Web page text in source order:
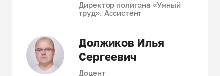
Директор полигона «Умный
труд». Ассистент
Должиков Илья
Сергеевич
Доцент